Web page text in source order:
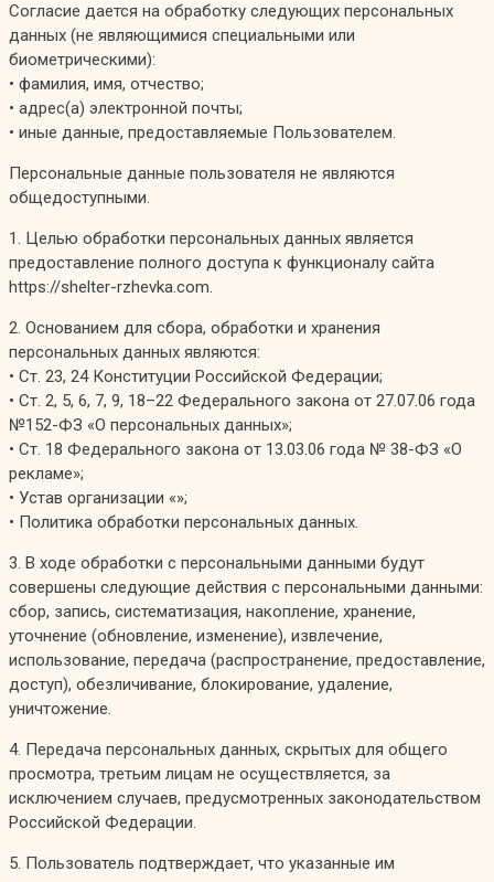
Согласие дается на обработку следующих персональных
данных (не являющимися специальными или
биометрическими):
• фамилия, имя, отчество;
• адрес(а) электронной почты;
• иные данные, предоставляемые Пользователем.
Персональные данные пользователя не являются
общедоступными.
1. Целью обработки персональных данных является
предоставление полного доступа к функционалу сайта
https://shelter-rzhevka.com.
2. Основанием для сбора, обработки и хранения
персональных данных являются:
• Ст. 23, 24 Конституции Российской Федерации;
• Ст. 2, 5, 6, 7, 9, 18–22 Федерального закона от 27.07.06 года
№152-ФЗ «О персональных данных»;
• Ст. 18 Федерального закона от 13.03.06 года № 38-ФЗ «О
рекламе»;
• Устав организации «»;
• Политика обработки персональных данных.
3. В ходе обработки с персональными данными будут
совершены следующие действия с персональными данными:
сбор, запись, систематизация, накопление, хранение,
уточнение (обновление, изменение), извлечение,
использование, передача (распространение, предоставление,
доступ), обезличивание, блокирование, удаление,
уничтожение.
4. Передача персональных данных, скрытых для общего
просмотра, третьим лицам не осуществляется, за
исключением случаев, предусмотренных законодательством
Российской Федерации.
5. Пользователь подтверждает, что указанные им